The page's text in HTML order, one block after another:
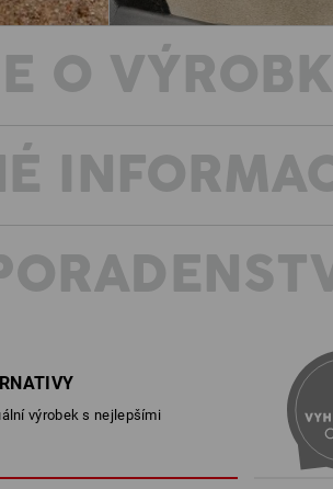
O
Hmotnost: cca
Prodyšná
akumulují
rozdelily vlastnosti
související informace
výrobek s nejlepšími